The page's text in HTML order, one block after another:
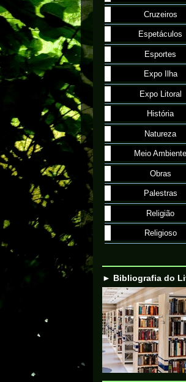
Cruzeiros
Espetáculos
Esportes
Expo Ilha
Expo Litoral
História
Natureza
Meio Ambiente
Obras
Palestras
Religião
Religioso
► Bibliografia do